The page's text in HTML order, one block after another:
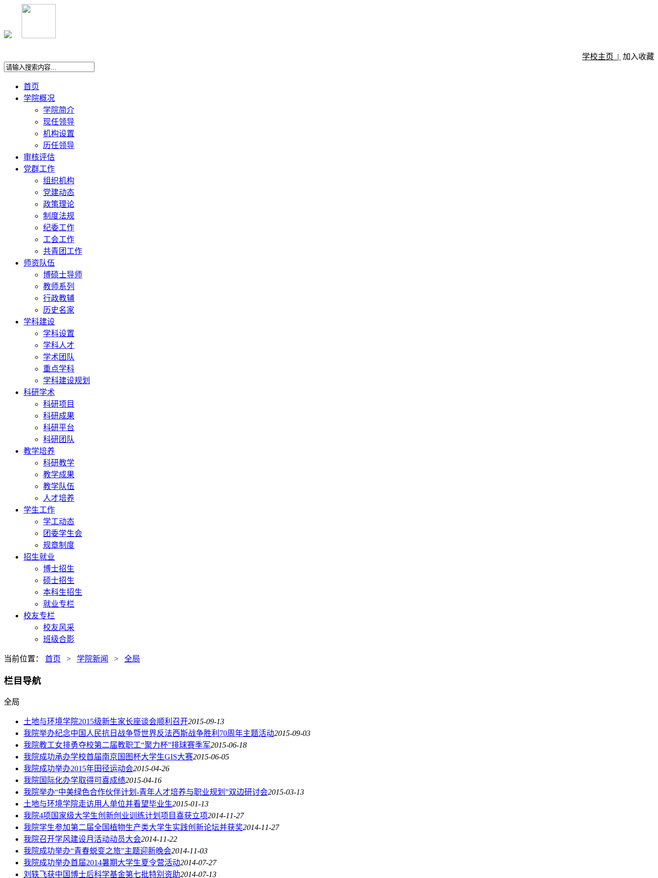
学校主页 | 加入收藏
首页
学院概况
学院简介
现任领导
机构设置
历任领导
审核评估
党群工作
组织机构
党建动态
政策理论
制度法规
纪委工作
工会工作
共青团工作
师资队伍
博硕士导师
教师系列
行政教辅
历史名家
学科建设
学科设置
学科人才
学术团队
重点学科
学科建设规划
科研学术
科研项目
科研成果
科研平台
科研团队
教学培养
科研教学
教学成果
教学队伍
人才培养
学生工作
学工动态
团委学生会
规章制度
招生就业
博士招生
硕士招生
本科生招生
就业专栏
校友专栏
校友风采
班级合影
当前位置： 首页 > 学院新闻 > 全局
栏目导航
全局
土地与环境学院2015级新生家长座谈会顺利召开2015-09-13
我院举办纪念中国人民抗日战争暨世界反法西斯战争胜利70周年主题活动2015-09-03
我院教工女排勇夺校第二届教职工“聚力杯”排球赛季军2015-06-18
我院成功承办学校首届南京国图杯大学生GIS大赛2015-06-05
我院成功举办2015年田径运动会2015-04-26
我院国际化办学取得可喜成绩2015-04-16
我院举办“中美绿色合作伙伴计划-青年人才培养与职业规划”双边研讨会2015-03-13
土地与环境学院走访用人单位并看望毕业生2015-01-13
我院4项国家级大学生创新创业训练计划项目喜获立项2014-11-27
我院学生参加第二届全国植物生产类大学生实践创新论坛并获奖2014-11-27
我院召开学风建设月活动动员大会2014-11-22
我院成功举办“青春蜕变之旅”主题迎新晚会2014-11-03
我院成功举办首届2014暑期大学生夏令营活动2014-07-27
刘轶飞获中国博士后科学基金第七批特别资助2014-07-13